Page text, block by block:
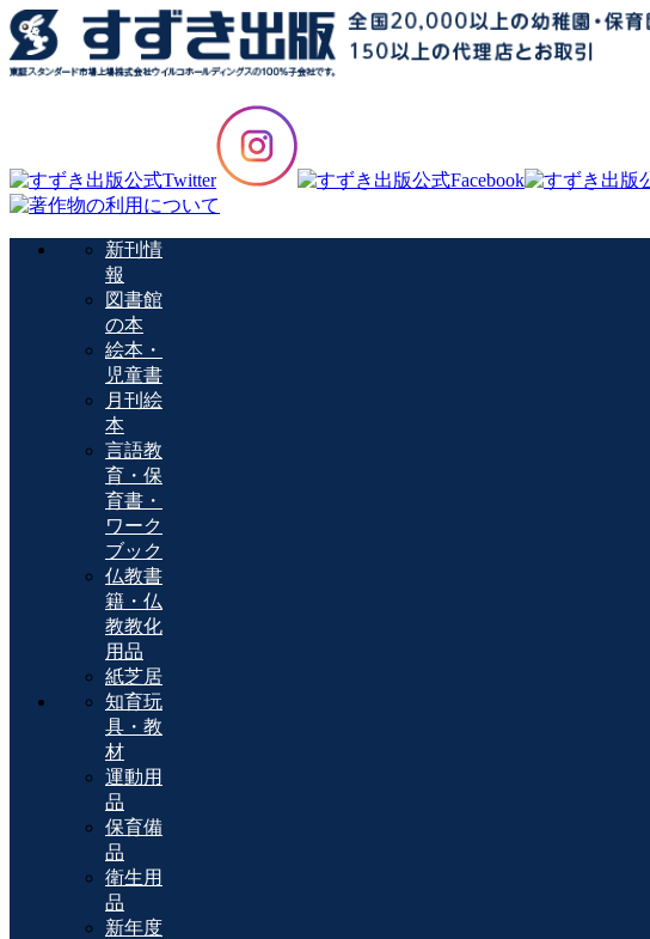
新刊情
報
図書館
の本
絵本・
児童書
月刊絵
本
言語教
育・保
育書・
ワーク
ブック
仏教書
籍・仏
教教化
用品
紙芝居
知育玩
具・教
材
運動用
品
保育備
品
衛生用
品
新年度